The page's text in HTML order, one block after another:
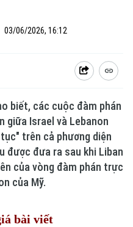
03/06/2026, 16:12
biết, các cuộc đàm phán
giữa Israel và Lebanon
trên cả phương diện
được đưa ra sau khi Liban
của vòng đàm phán trực
của Mỹ.
bài viết